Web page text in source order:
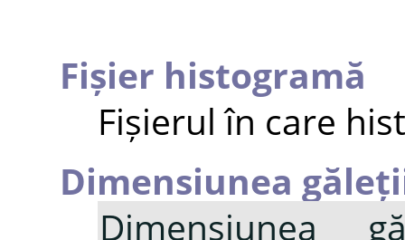
Fișier histogramă
Fișierul în care
Dimensiunea
Dimensiunea